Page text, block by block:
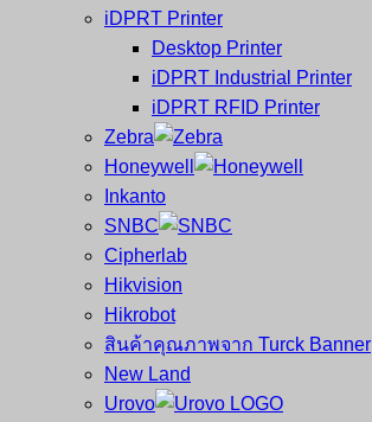
iDPRT Printer
Desktop Printer
iDPRT Industrial Printer
iDPRT RFID Printer
Zebra
Honeywell
Inkanto
SNBC
Cipherlab
Hikvision
Hikrobot
สินค้าคุณภาพจาก Turck Banner
New Land
Urovo